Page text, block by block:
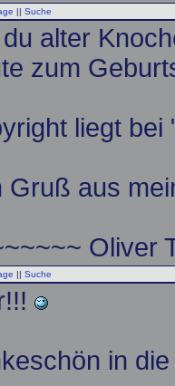
|| Suche
alter
zum
liegt bei
Gruß aus
Oliver
|| Suche
in die